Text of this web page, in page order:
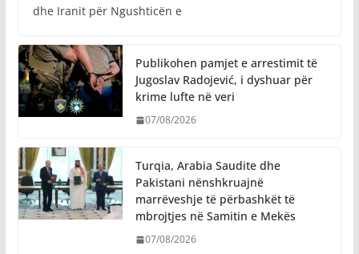
dhe Iranit për Ngushticën e
Publikohen pamjet e arrestimit të
Jugoslav Radojević, i dyshuar për
krime lufte në veri
07/08/2026
Turqia, Arabia Saudite dhe
Pakistani nënshkruajnë
marrëveshje të përbashkët të
mbrojtjes në Samitin e Mekës
07/08/2026